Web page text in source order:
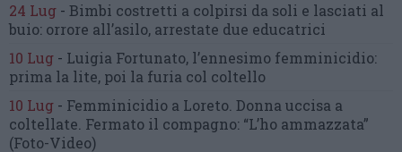
24 Lug - Bimbi costretti a colpirsi da soli e lasciati al
buio: orrore all’asilo, arrestate due educatrici
10 Lug - Luigia Fortunato, l’ennesimo femminicidio:
prima la lite, poi la furia col coltello
10 Lug - Femminicidio a Loreto. Donna uccisa a
coltellate. Fermato il compagno: “L’ho ammazzata”
(Foto-Video)